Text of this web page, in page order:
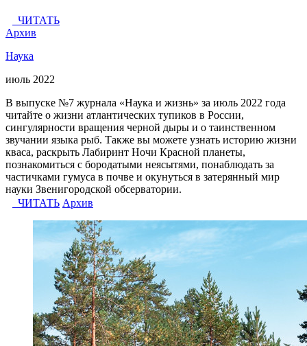
ЧИТАТЬ
Архив
Наука
июль 2022
В выпуске №7 журнала «Наука и жизнь» за июль 2022 года
читайте о жизни атлантических тупиков в России,
сингулярности вращения черной дыры и о таинственном
звучании языка рыб. Также вы можете узнать историю жизни
кваса, раскрыть Лабиринт Ночи Красной планеты,
познакомиться с бородатыми неясытями, понаблюдать за
частичками гумуса в почве и окунуться в затерянный мир
науки Звенигородской обсерватории.
ЧИТАТЬ Архив